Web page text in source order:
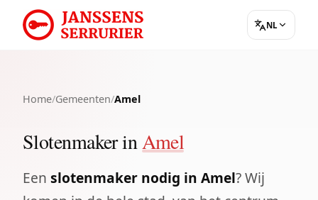
NL
Home/Gemeenten/Amel
Slotenmaker inAmel
Een slotenmaker nodig in Amel? Wij